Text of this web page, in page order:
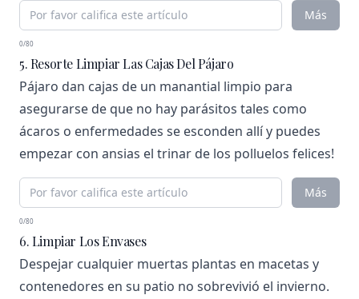
Más
0/80
5. Resorte Limpiar Las Cajas Del Pájaro
Pájaro dan cajas de un manantial limpio para
asegurarse de que no hay parásitos tales como
ácaros o enfermedades se esconden allí y puedes
empezar con ansias el trinar de los polluelos felices!
Más
0/80
6. Limpiar Los Envases
Despejar cualquier muertas plantas en macetas y
contenedores en su patio no sobrevivió el invierno.